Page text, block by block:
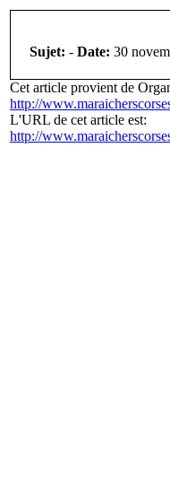
Sujet: - Date: 30
Cet article provient de
http://
L'URL de cet article est:
http://